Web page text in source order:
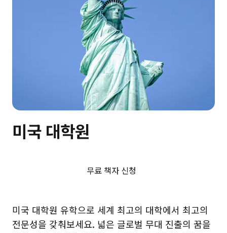
미국 대학원
미국 대학원 유학으로 세계 최고의 대학에서 최고의
전문성을 갖춰보세요. 넓은 글로벌 무대 진출의 꿈을
무료 책자 신청